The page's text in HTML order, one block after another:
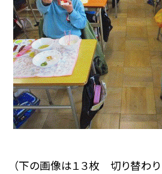
（下の画像は１３枚 切り替わり